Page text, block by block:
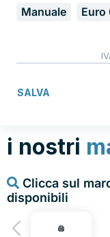
Manuale
Euro
SALVA
i nostri
Clicca sul
disponibili